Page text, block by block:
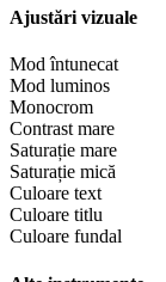
Ajustări vizuale
Mod întunecat
Mod luminos
Monocrom
Contrast mare
Saturație mare
Saturație mică
Culoare text
Culoare titlu
Culoare fundal